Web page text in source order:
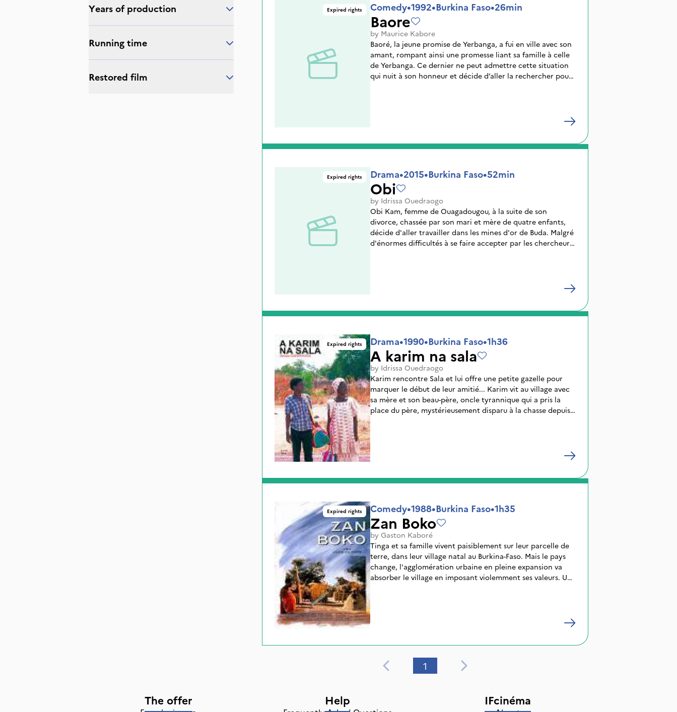
Years of production
Running time
Restored film
Expired rights Comedy•1992•Burkina Faso•26min
Baore
by Maurice Kabore
Baoré, la jeune promise de Yerbanga, a fui en ville avec son
amant, rompant ainsi une promesse liant sa famille à celle
de Yerbanga. Ce dernier ne peut admettre cette situation
qui nuit à son honneur et décide d’aller la rechercher pour
Expired rights Drama•2015•Burkina Faso•52min
Obi
by Idrissa Ouedraogo
Obi Kam, femme de Ouagadougou, à la suite de son
divorce, chassée par son mari et mère de quatre enfants,
décide d'aller travailler dans les mines d'or de Buda. Malgré
d'énormes difficultés à se faire accepter par les chercheurs
Expired rights Drama•1990•Burkina Faso•1h36
A karim na sala
by Idrissa Ouedraogo
Karim rencontre Sala et lui offre une petite gazelle pour
marquer le début de leur amitié... Karim vit au village avec
sa mère et son beau-père, oncle tyrannique qui a pris la
place du père, mystérieusement disparu à la chasse depuis
de longs mois. Au marché de Ouagadougou, Karim se fait
voler par des petits bandits. Il retrouve l'un deux et la
bagarre tourne au drame Karim est jeté en prison. Seule
Sala lui rend visite...
Expired rights Comedy•1988•Burkina Faso•1h35
Zan Boko
by Gaston Kaboré
Tinga et sa famille vivent paisiblement sur leur parcelle de
terre, dans leur village natal au Burkina-Faso. Mais le pays
change, l'agglomération urbaine en pleine expansion va
absorber le village en imposant violemment ses valeurs. Un
certaine conception de "l'information d'état".
1
The offer Help IFcinéma